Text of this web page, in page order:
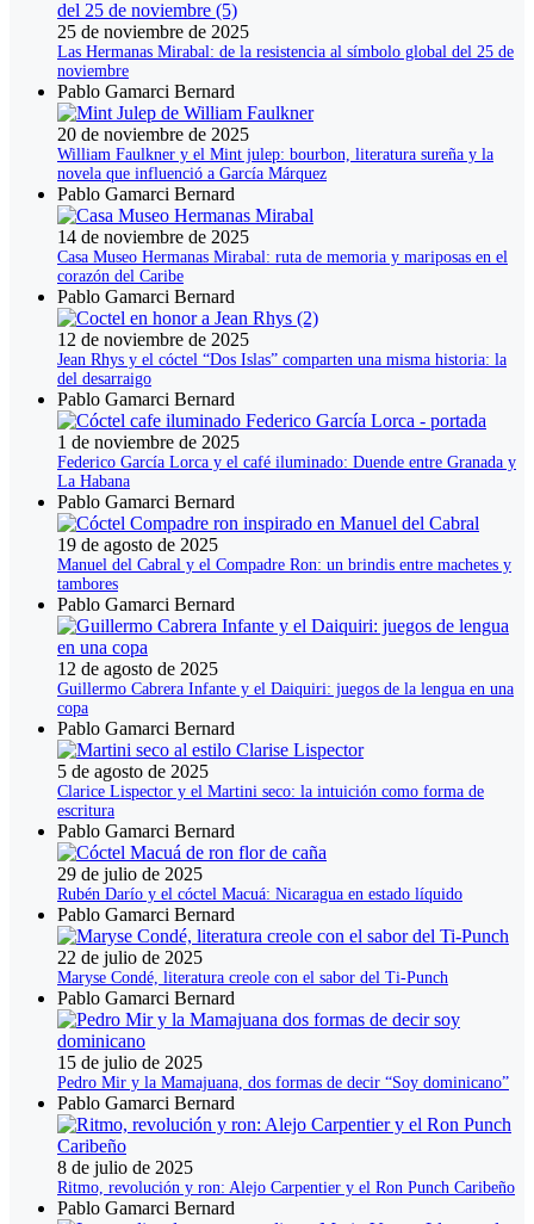
25 de noviembre de 2025
Las Hermanas Mirabal: de la resistencia al símbolo global del 25 de
noviembre
Pablo Gamarci Bernard
20 de noviembre de 2025
William Faulkner y el Mint julep: bourbon, literatura sureña y la
novela que influenció a García Márquez
Pablo Gamarci Bernard
14 de noviembre de 2025
Casa Museo Hermanas Mirabal: ruta de memoria y mariposas en el
corazón del Caribe
Pablo Gamarci Bernard
12 de noviembre de 2025
Jean Rhys y el cóctel “Dos Islas” comparten una misma historia: la
del desarraigo
Pablo Gamarci Bernard
1 de noviembre de 2025
Federico García Lorca y el café iluminado: Duende entre Granada y
La Habana
Pablo Gamarci Bernard
19 de agosto de 2025
Manuel del Cabral y el Compadre Ron: un brindis entre machetes y
tambores
Pablo Gamarci Bernard
12 de agosto de 2025
Guillermo Cabrera Infante y el Daiquiri: juegos de la lengua en una
copa
Pablo Gamarci Bernard
5 de agosto de 2025
Clarice Lispector y el Martini seco: la intuición como forma de
escritura
Pablo Gamarci Bernard
29 de julio de 2025
Rubén Darío y el cóctel Macuá: Nicaragua en estado líquido
Pablo Gamarci Bernard
22 de julio de 2025
Maryse Condé, literatura creole con el sabor del Ti-Punch
Pablo Gamarci Bernard
15 de julio de 2025
Pedro Mir y la Mamajuana, dos formas de decir “Soy dominicano”
Pablo Gamarci Bernard
8 de julio de 2025
Ritmo, revolución y ron: Alejo Carpentier y el Ron Punch Caribeño
Pablo Gamarci Bernard